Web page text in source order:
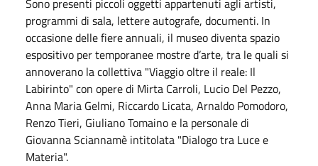
programmi di sala, lettere autografe, documenti. In
occasione delle fiere annuali, il museo diventa spazio
espositivo per temporanee mostre d’arte, tra le quali si
annoverano la collettiva "Viaggio oltre il reale: Il
Labirinto" con opere di Mirta Carroli, Lucio Del Pezzo,
Anna Maria Gelmi, Riccardo Licata, Arnaldo Pomodoro,
Renzo Tieri, Giuliano Tomaino e la personale di
Giovanna Sciannamè intitolata "Dialogo tra Luce e
Materia".